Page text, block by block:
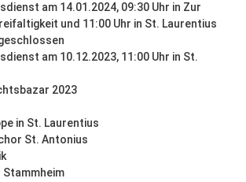
am 14.01.2024, 09:30 Uhr in Zur
und 11:00 Uhr in St. Laurentius
am 10.12.2023, 11:00 Uhr in St.
2023
in St. Laurentius
St. Antonius